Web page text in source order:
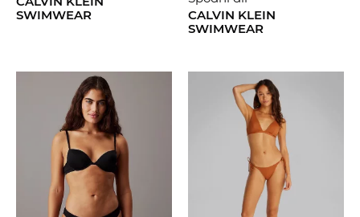
SWIMWEAR
CALVIN KLEIN
SWIMWEAR